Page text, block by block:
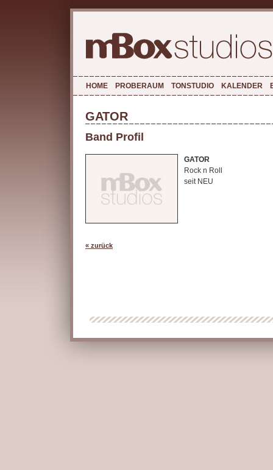
HOME PROBERAUM TONSTUDIO KALENDER
GATOR
Band Profil
GATOR
Rock n Roll
seit NEU
« zurück